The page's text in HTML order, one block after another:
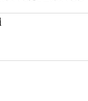
實際上根本沒做